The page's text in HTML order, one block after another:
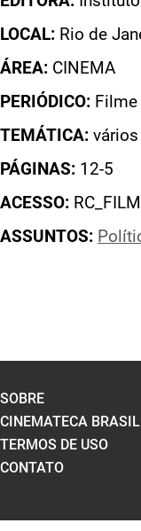
LOCAL: Rio de
ÁREA: CINEMA
PERIÓDICO:
TEMÁTICA: vários
PÁGINAS: 12-5
ACESSO:
ASSUNTOS:
SOBRE
CINEMATECA
TERMOS DE USO
CONTATO